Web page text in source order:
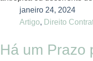
janeiro 24, 2024
Artigo, Direito
Há um Prazo